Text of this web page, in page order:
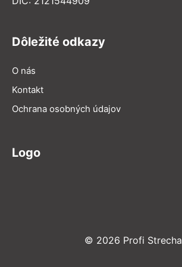
Dôležité odkazy
O nás
Kontakt
Ochrana osobných údajov
Logo
© 2026 Profi Strecha